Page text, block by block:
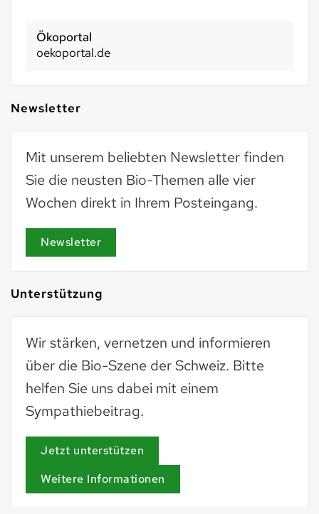
Ökoportal
oekoportal.de
Newsletter
Mit unserem beliebten Newsletter finden
Sie die neusten Bio-Themen alle vier
Wochen direkt in Ihrem Posteingang.
Newsletter
Unterstützung
Wir stärken, vernetzen und informieren
über die Bio-Szene der Schweiz. Bitte
helfen Sie uns dabei mit einem
Sympathiebeitrag.
Jetzt unterstützen
Weitere Informationen